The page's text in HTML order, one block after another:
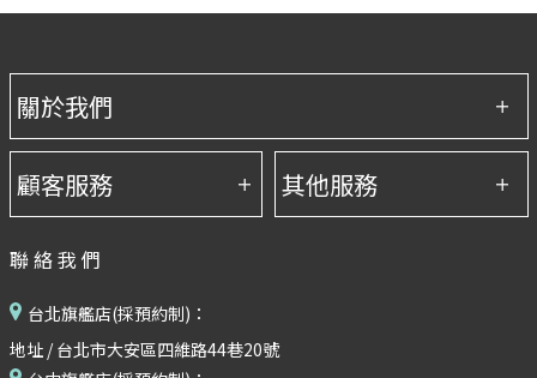
聯絡我們
台北旗艦店(採預約制)：
地址 / 台北市大安區四維路44巷20號